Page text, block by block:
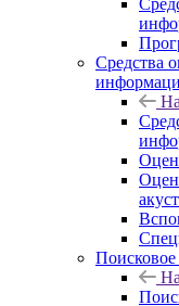
Средства
Поисковое